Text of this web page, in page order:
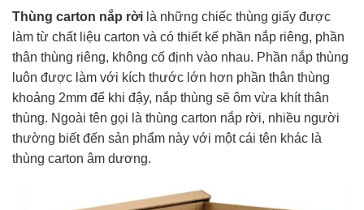
Thùng carton nắp rời là những chiếc thùng giấy được
làm từ chất liệu carton và có thiết kế phần nắp riêng, phần
thân thùng riêng, không cố định vào nhau. Phần nắp thùng
luôn được làm với kích thước lớn hơn phần thân thùng
khoảng 2mm để khi đậy, nắp thùng sẽ ôm vừa khít thân
thùng. Ngoài tên gọi là thùng carton nắp rời, nhiều người
thường biết đến sản phẩm này với một cái tên khác là
thùng carton âm dương.